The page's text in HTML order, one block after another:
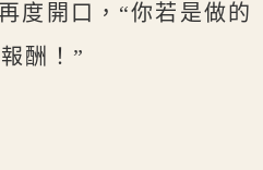
度開口，“你若是做的
酬！”